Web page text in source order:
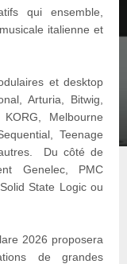
qui ensemble,
italienne et
et desktop
Arturia, Bitwig,
Melbourne
Teenage
Du côté de
Genelec, PMC
State Logic ou
2026 proposera
de grandes